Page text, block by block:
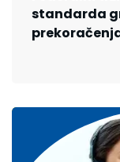
standarda